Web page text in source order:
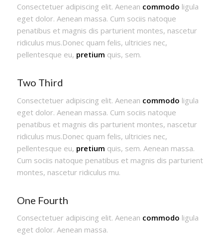
Consectetuer adipiscing elit. Aenean commodo ligula
eget dolor. Aenean massa. Cum sociis natoque
penatibus et magnis dis parturient montes, nascetur
ridiculus mus.Donec quam felis, ultricies nec,
pellentesque eu, pretium quis, sem.
Two Third
Consectetuer adipiscing elit. Aenean commodo ligula
eget dolor. Aenean massa. Cum sociis natoque
penatibus et magnis dis parturient montes, nascetur
ridiculus mus.Donec quam felis, ultricies nec,
pellentesque eu, pretium quis, sem. Aenean massa.
Cum sociis natoque penatibus et magnis dis parturient
montes, nascetur ridiculus mu.
One Fourth
Consectetuer adipiscing elit. Aenean commodo ligula
eget dolor. Aenean massa.